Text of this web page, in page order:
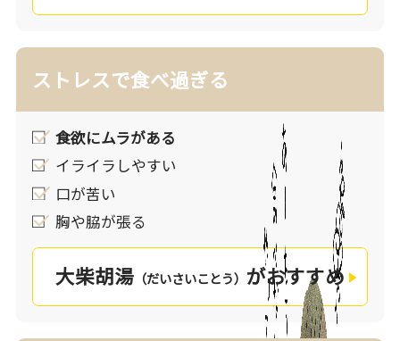
くり出してしまいます。食べたい気持ちをグッと我慢
●改善アドバイス③ストレス解消
りを。ストレスなど心理的な負荷はドカ食いや間食の
きっかけになります。ストレスを上手に解消すること
もダイエットには効果的です。
漢方の考え方
漢方では、食欲旺盛な状態を「胃熱」（胃に熱を
抱えた状態）と呼びます。「胃熱」により過剰に
食べてしまったことで太ってしまったり、便の水
分を蒸発させてしまい、便秘になってしまったり
ストレスで食べ過ぎる
食欲にムラがある
イライラしやすい
口が苦い
胸や脇が張る
大柴胡湯 （だいさいことう） がおすすめ